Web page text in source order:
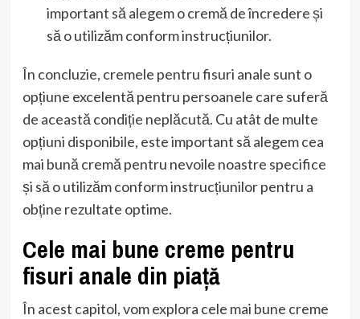
important să alegem o cremă de încredere și
să o utilizăm conform instrucțiunilor.
În concluzie, cremele pentru fisuri anale sunt o
opțiune excelentă pentru persoanele care suferă
de această condiție neplăcută. Cu atât de multe
opțiuni disponibile, este important să alegem cea
mai bună cremă pentru nevoile noastre specifice
și să o utilizăm conform instrucțiunilor pentru a
obține rezultate optime.
Cele mai bune creme pentru
fisuri anale din piață
În acest capitol, vom explora cele mai bune creme